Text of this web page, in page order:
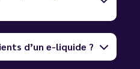
d’un e-liquide ?